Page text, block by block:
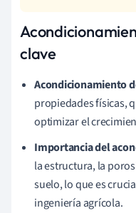
clave
Acondicionamiento
propiedades físicas,
optimizar el
Importancia del
la estructura, la
suelo, lo que es
ingeniería agrícola.